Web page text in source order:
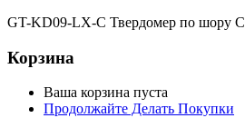
GT-KD09-LX-C Твердомер по шору
Корзина
Ваша корзина пуста
Продолжайте Делать Покупки